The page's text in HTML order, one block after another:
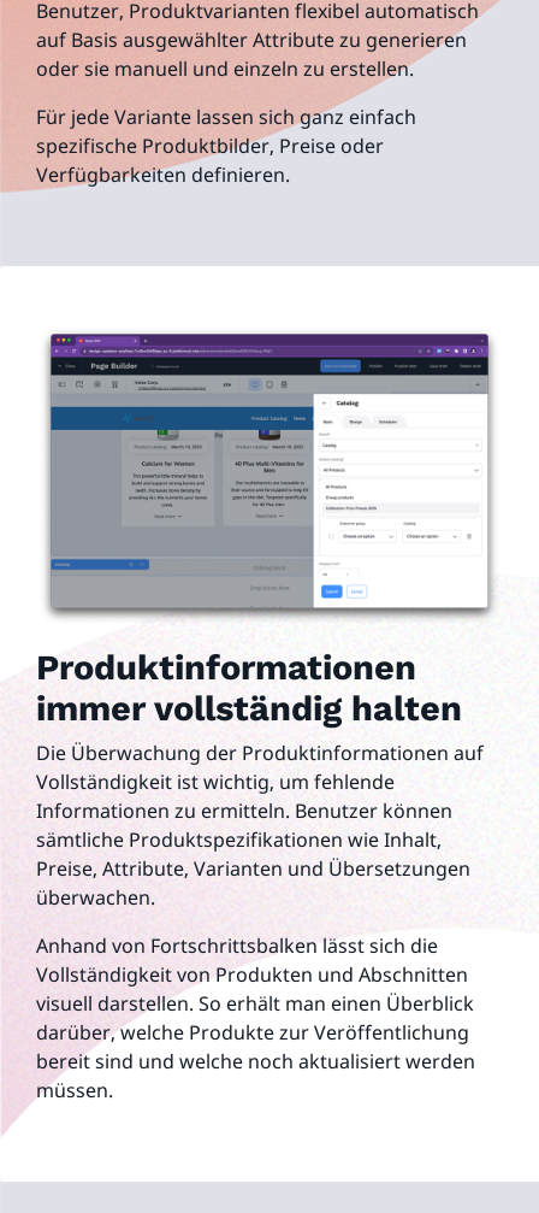
Benutzer, Produktvarianten flexibel automatisch
auf Basis ausgewählter Attribute zu generieren
oder sie manuell und einzeln zu erstellen.
Für jede Variante lassen sich ganz einfach
spezifische Produktbilder, Preise oder
Verfügbarkeiten definieren.
Produktinformationen
immer vollständig halten
Die Überwachung der Produktinformationen auf
Vollständigkeit ist wichtig, um fehlende
Informationen zu ermitteln. Benutzer können
sämtliche Produktspezifikationen wie Inhalt,
Preise, Attribute, Varianten und Übersetzungen
überwachen.
Anhand von Fortschrittsbalken lässt sich die
Vollständigkeit von Produkten und Abschnitten
visuell darstellen. So erhält man einen Überblick
darüber, welche Produkte zur Veröffentlichung
bereit sind und welche noch aktualisiert werden
müssen.